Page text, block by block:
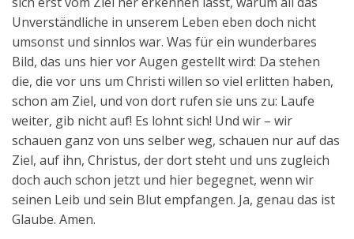
Unverständliche in unserem Leben eben doch nicht
umsonst und sinnlos war. Was für ein wunderbares
Bild, das uns hier vor Augen gestellt wird: Da stehen
die, die vor uns um Christi willen so viel erlitten haben,
schon am Ziel, und von dort rufen sie uns zu: Laufe
weiter, gib nicht auf! Es lohnt sich! Und wir – wir
schauen ganz von uns selber weg, schauen nur auf das
Ziel, auf ihn, Christus, der dort steht und uns zugleich
doch auch schon jetzt und hier begegnet, wenn wir
seinen Leib und sein Blut empfangen. Ja, genau das ist
Glaube. Amen.